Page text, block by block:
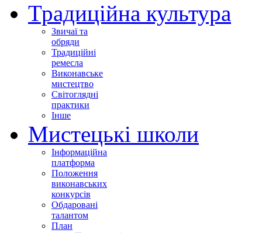
Традиційна культура
Звичаї та
обряди
Традиційні
ремесла
Виконавське
мистецтво
Світоглядні
практики
Інше
Мистецькі школи
Інформаційна
платформа
Положення
виконавських
конкурсів
Обдаровані
талантом
План